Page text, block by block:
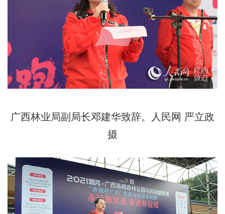
广西林业局副局长邓建华致辞。人民网 严立政
摄